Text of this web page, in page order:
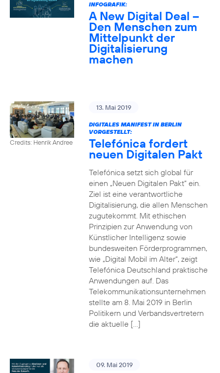
INFOGRAFIK:
A New Digital Deal –
Den Menschen zum
Mittelpunkt der
Digitalisierung
machen
Credits: Henrik Andree
13. Mai 2019
DIGITALES MANIFEST IN BERLIN
VORGESTELLT:
Telefónica fordert
neuen Digitalen Pakt
Telefónica setzt sich global für
einen „Neuen Digitalen Pakt“ ein.
Ziel ist eine verantwortliche
Digitalisierung, die allen Menschen
zugutekommt. Mit ethischen
Prinzipien zur Anwendung von
Künstlicher Intelligenz sowie
bundesweiten Förderprogrammen,
wie „Digital Mobil im Alter“, zeigt
Telefónica Deutschland praktische
Anwendungen auf. Das
Telekommunikationsunternehmen
stellte am 8. Mai 2019 in Berlin
Politikern und Verbandsvertretern
die aktuelle […]
09. Mai 2019